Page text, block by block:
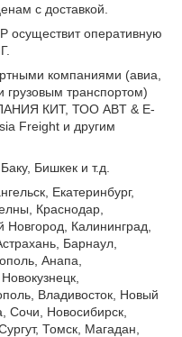
с доставкой.
осуществит оперативную
компаниями (авиа,
транспортом)
КИТ, ТОО ABT & E-
Freight и другим
Бишкек и т.д.
Екатеринбург,
Краснодар,
Калининград,
Барнаул,
Анапа,
Владивосток, Новый
Сочи, Новосибирск,
Томск, Магадан,